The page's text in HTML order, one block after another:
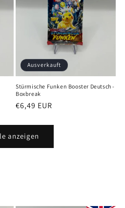
Ausverkauft
Stürmische Funken Booster Deutsch -
Boxbreak
Normaler
€6,49 EUR
anzeigen